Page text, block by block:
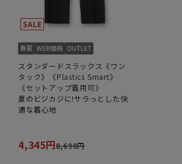
スタンダードスラックス《ワン
タック》《Plastics Smart》
《セットアップ着用可》
夏のビジカジに!サラっとした快
適な着心地
4,345円8,690円